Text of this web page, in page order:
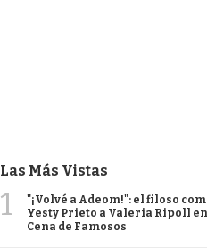
Las Más Vistas
1
"¡Volvé a Adeom!": el filoso
Yesty Prieto a Valeria Ripoll
Cena de Famosos